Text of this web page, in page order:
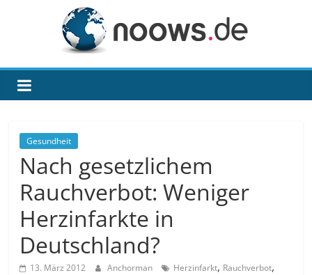
noows.de
Gesundheit
Nach gesetzlichem
Rauchverbot: Weniger
Herzinfarkte in
Deutschland?
13. März 2012 Anchorman Herzinfarkt, Rauchverbot,